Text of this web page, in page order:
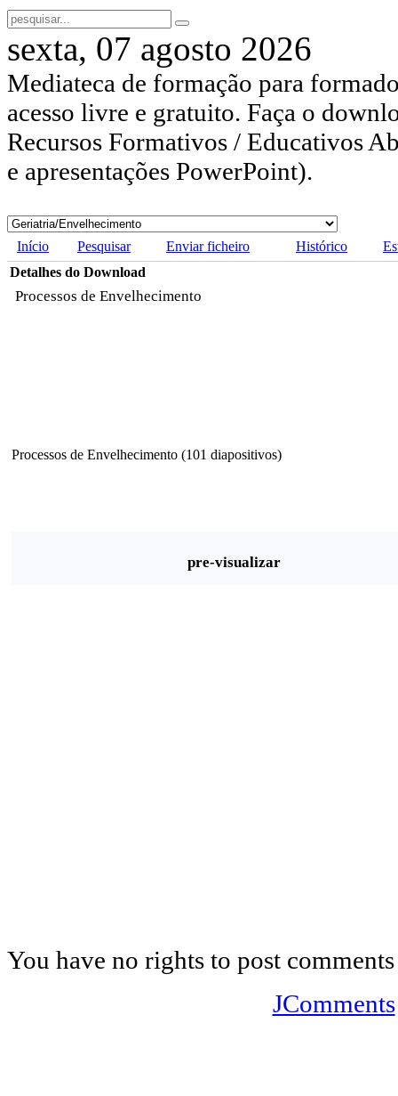
sexta, 07 agosto 2026
Mediateca de formação para
acesso livre e gratuito. Faça o
Recursos Formativos / Educativos
e apresentações PowerPoint).
Início Pesquisar Enviar ficheiro Histórico
Detalhes do Download
Processos de Envelhecimento
Processos de Envelhecimento (101 diapositivos)
pre-visualizar
You have no rights to post comments
JComments